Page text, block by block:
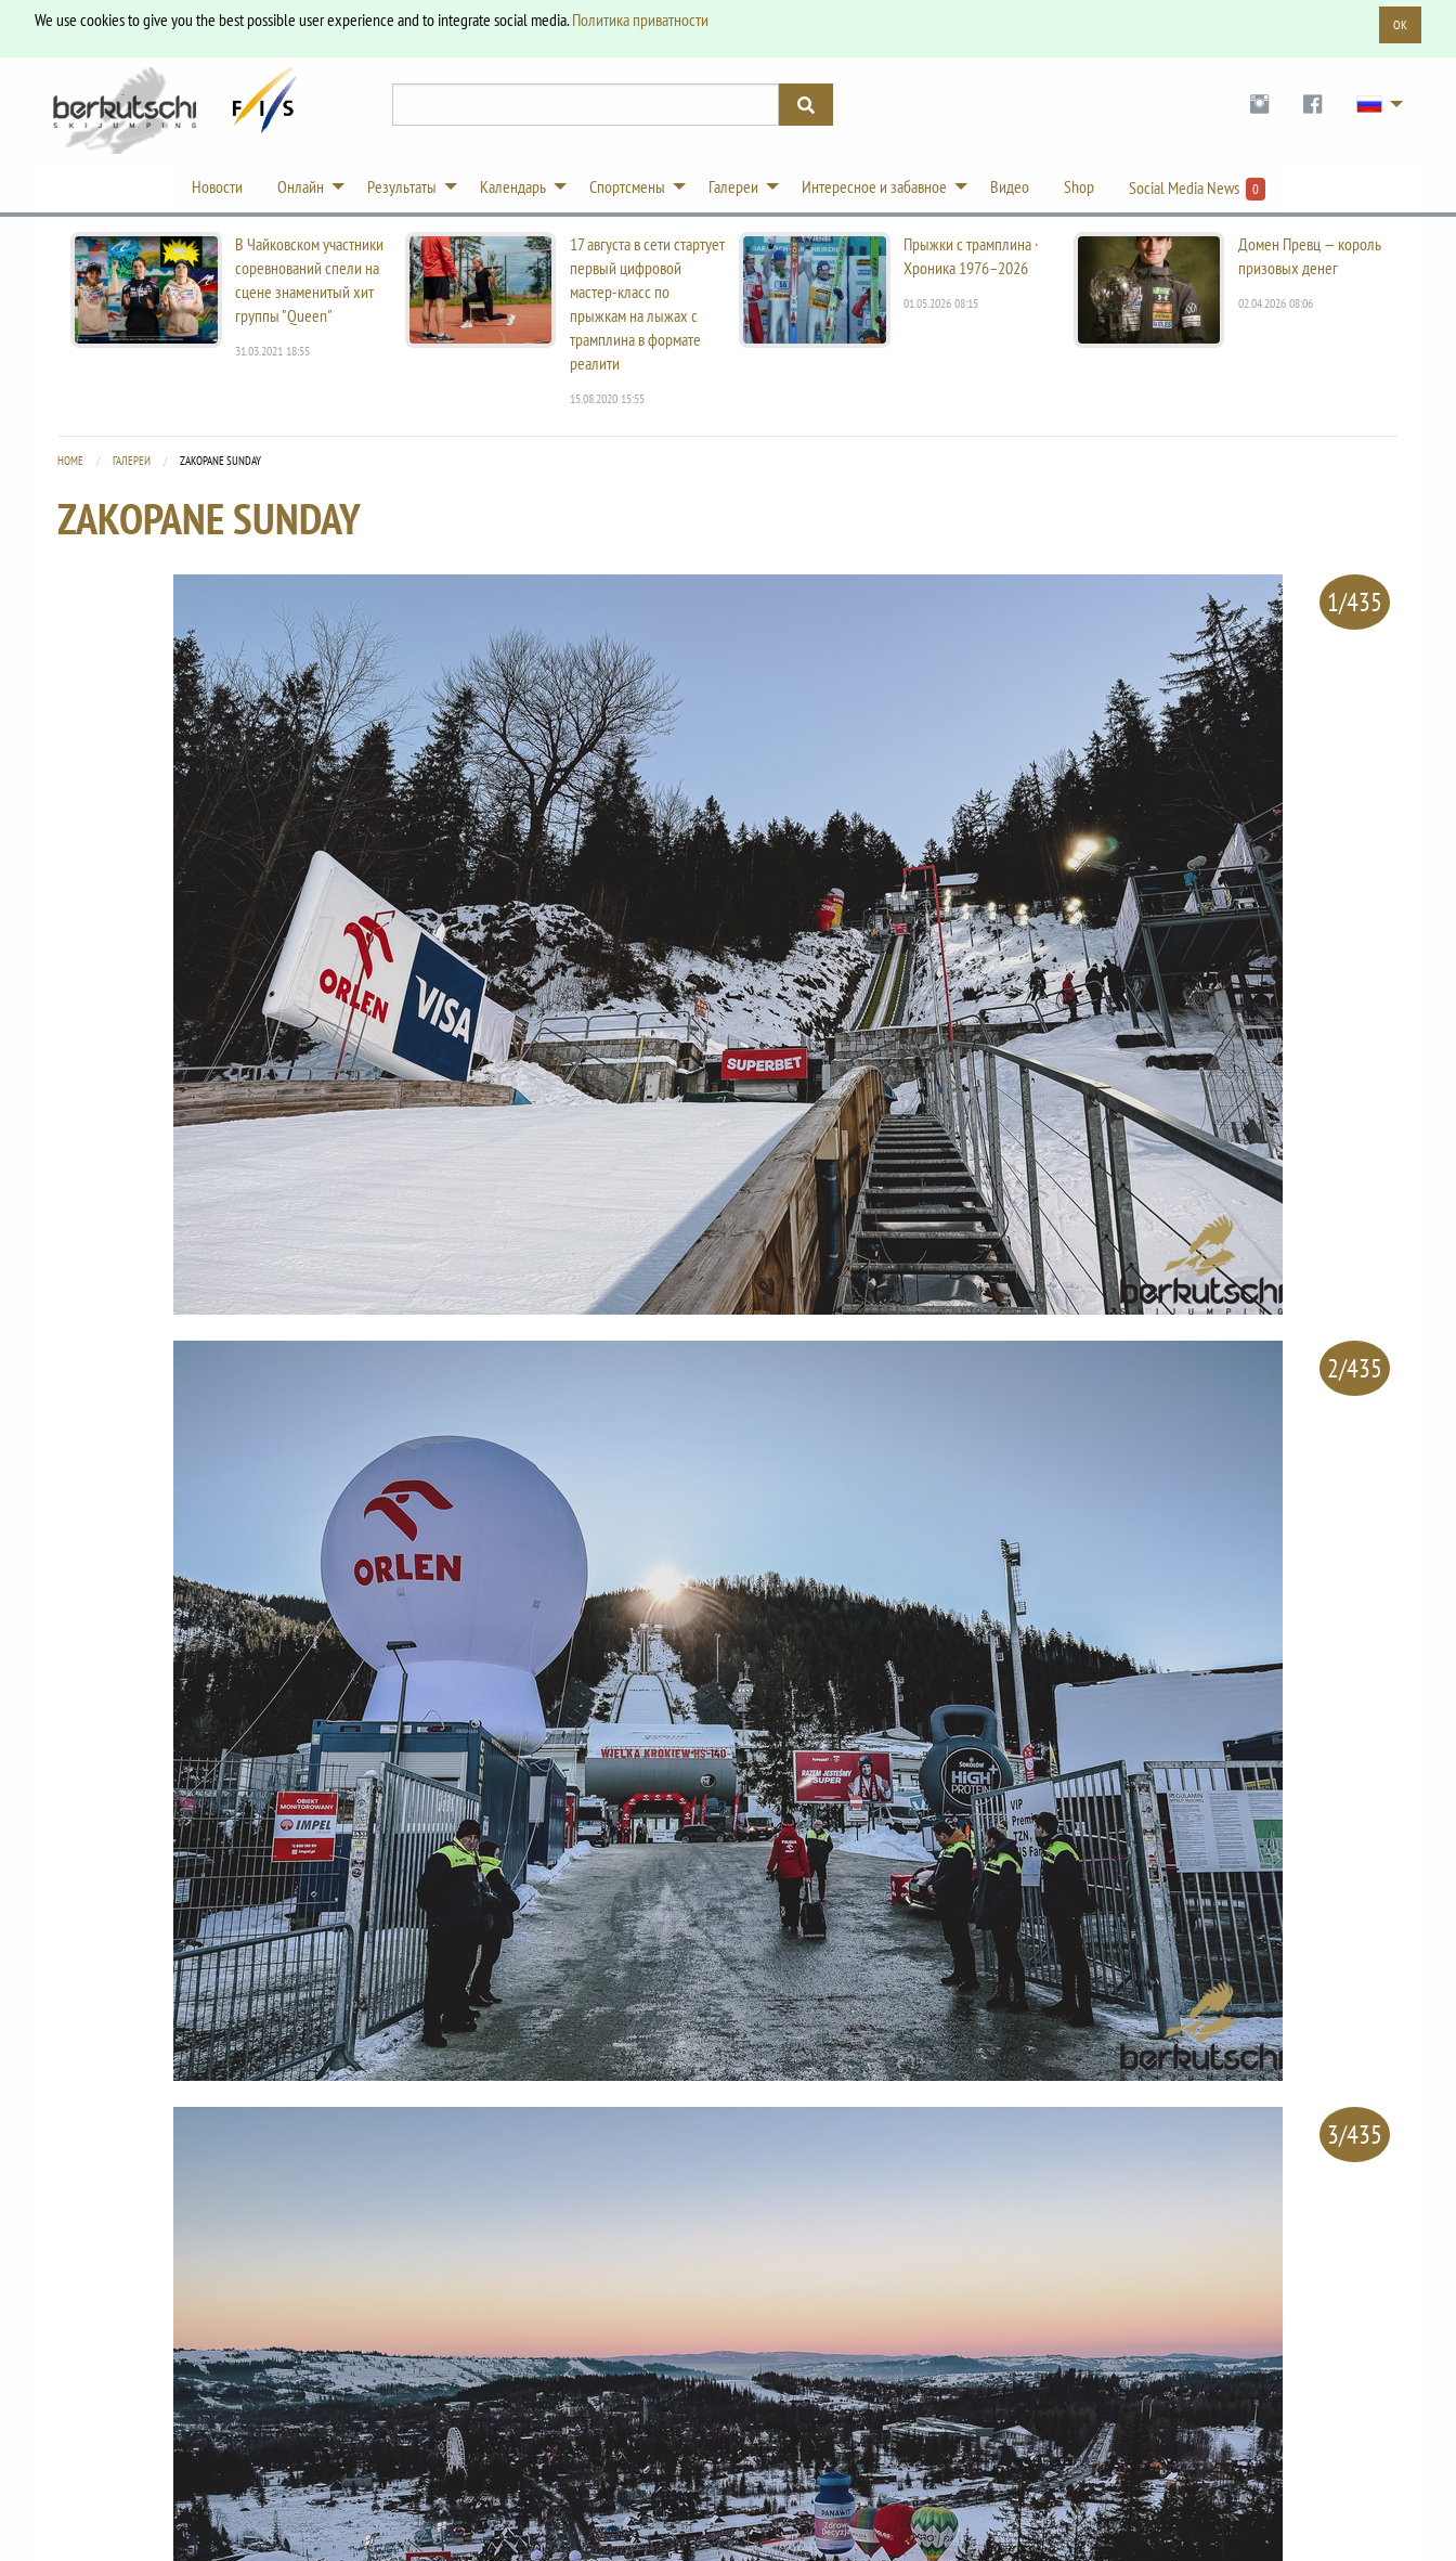
We use cookies to give you the best possible user experience and to integrate social media.Политика приватности OK
Новости Онлайн Результаты Календарь Спортсмены Галереи Интересное и забавное Видео Shop Social Media News 0
В Чайковском участники
соревнований спели на
сцене знаменитый хит
группы "Queen"
31.03.2021 18:55
17 августа в сети стартует
первый цифровой
мастер-класс по
прыжкам на лыжах с
трамплина в формате
реалити
15.08.2020 15:55
Прыжки с трамплина ·
Хроника 1976–2026
01.05.2026 08:15
Домен Превц — король
призовых денег
02.04.2026 08:06
HOME ГАЛЕРЕИ CURRENT:
ZAKOPANE SUNDAY
ZAKOPANE SUNDAY
1/435
2/435
3/435